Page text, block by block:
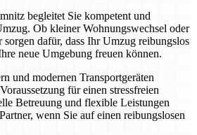
begleitet Sie kompetent und
Ob kleiner Wohnungswechsel oder
sorgen dafür, dass Ihr Umzug reibungslos
neue Umgebung freuen können.
und modernen Transportgeräten
für einen stressfreien
Betreuung und flexible Leistungen
wenn Sie auf einen reibungslosen